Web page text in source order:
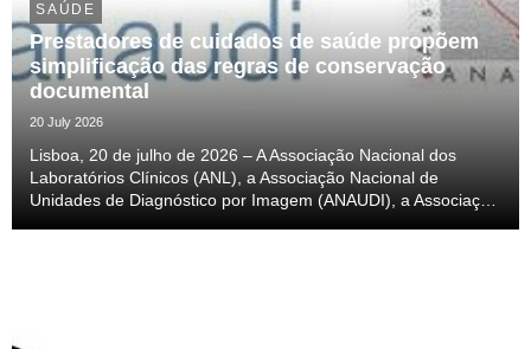
SAÚDE
Prestadores de cuidados de saúde propõem
simplificação das regras de conservação
documental
20 July 2026
Lisboa, 20 de julho de 2026 – A Associação Nacional dos
Laboratórios Clínicos (ANL), a Associação Nacional de
Unidades de Diagnóstico por Imagem (ANAUDI), a Associação